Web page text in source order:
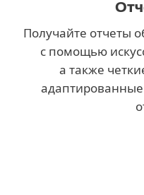
Получайте отчеты
с помощью
а также